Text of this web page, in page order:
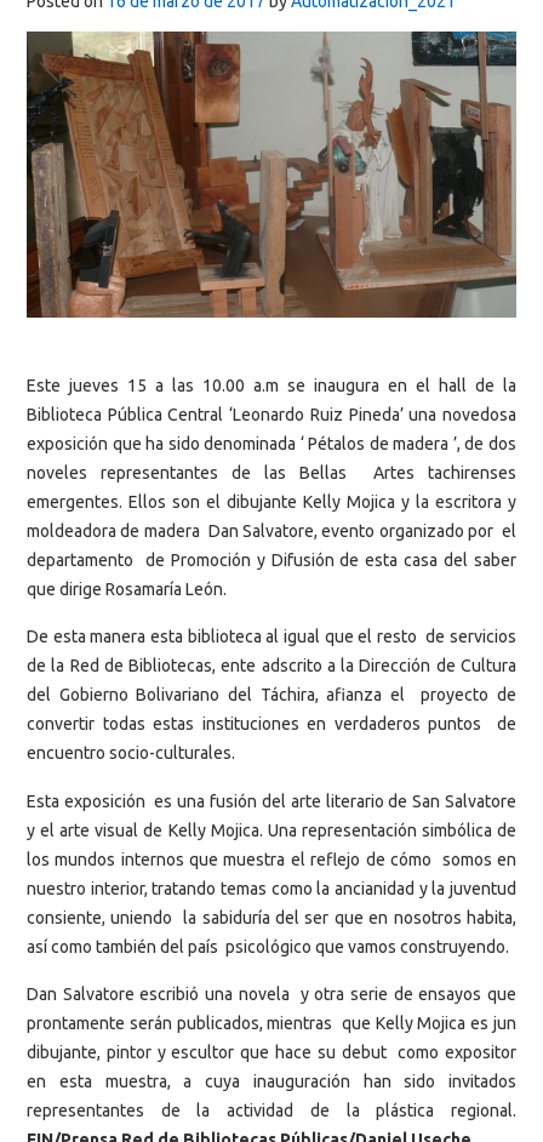
Este jueves 15 a las 10.00 a.m se inaugura en el hall de la
Biblioteca Pública Central ‘Leonardo Ruiz Pineda’ una novedosa
exposición que ha sido denominada ‘ Pétalos de madera ’, de dos
noveles representantes de las Bellas Artes tachirenses
emergentes. Ellos son el dibujante Kelly Mojica y la escritora y
moldeadora de madera Dan Salvatore, evento organizado por el
departamento de Promoción y Difusión de esta casa del saber
que dirige Rosamaría León.
De esta manera esta biblioteca al igual que el resto de servicios
de la Red de Bibliotecas, ente adscrito a la Dirección de Cultura
del Gobierno Bolivariano del Táchira, afianza el proyecto de
convertir todas estas instituciones en verdaderos puntos de
encuentro socio-culturales.
Esta exposición es una fusión del arte literario de San Salvatore
y el arte visual de Kelly Mojica. Una representación simbólica de
los mundos internos que muestra el reflejo de cómo somos en
nuestro interior, tratando temas como la ancianidad y la juventud
consiente, uniendo la sabiduría del ser que en nosotros habita,
así como también del país psicológico que vamos construyendo.
Dan Salvatore escribió una novela y otra serie de ensayos que
prontamente serán publicados, mientras que Kelly Mojica es jun
dibujante, pintor y escultor que hace su debut como expositor
en esta muestra, a cuya inauguración han sido invitados
representantes de la actividad de la plástica regional.